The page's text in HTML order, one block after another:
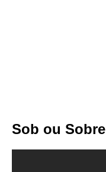
Sob ou Sobre